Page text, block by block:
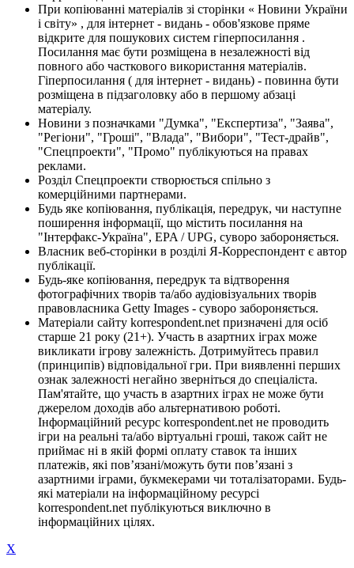
При копіюванні матеріалів зі сторінки « Новини України
і світу» , для інтернет - видань - обов'язкове пряме
відкрите для пошукових систем гіперпосилання .
Посилання має бути розміщена в незалежності від
повного або часткового використання матеріалів.
Гіперпосилання ( для інтернет - видань) - повинна бути
розміщена в підзаголовку або в першому абзаці
матеріалу.
Новини з позначками "Думка", "Експертиза", "Заява",
"Регіони", "Гроші", "Влада", "Вибори", "Тест-драйв",
"Спецпроекти", "Промо" публікуються на правах
реклами.
Розділ Спецпроекти створюється спільно з
комерційними партнерами.
Будь яке копіювання, публікація, передрук, чи наступне
поширення інформації, що містить посилання на
"Інтерфакс-Україна", EPA / UPG, суворо забороняється.
Власник веб-сторінки в розділі Я-Корреспондент є автор
публікації.
Будь-яке копіювання, передрук та відтворення
фотографічних творів та/або аудіовізуальних творів
правовласника Getty Images - суворо забороняється.
Матеріали сайту korrespondent.net призначені для осіб
старше 21 року (21+). Участь в азартних іграх може
викликати ігрову залежність. Дотримуйтесь правил
(принципів) відповідальної гри. При виявленні перших
ознак залежності негайно зверніться до спеціаліста.
Пам'ятайте, що участь в азартних іграх не може бути
джерелом доходів або альтернативою роботі.
Інформаційний ресурс korrespondent.net не проводить
ігри на реальні та/або віртуальні гроші, також сайт не
приймає ні в якій формі оплату ставок та інших
платежів, які пов’язані/можуть бути пов’язані з
азартними іграми, букмекерами чи тоталізаторами. Будь-
які матеріали на інформаційному ресурсі
korrespondent.net публікуються виключно в
інформаційних цілях.
X